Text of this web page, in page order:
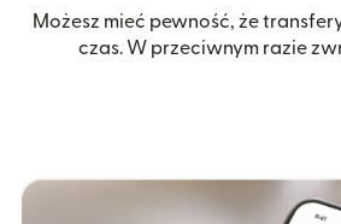
Możesz mieć pewność, że
czas. W przeciwnym razie